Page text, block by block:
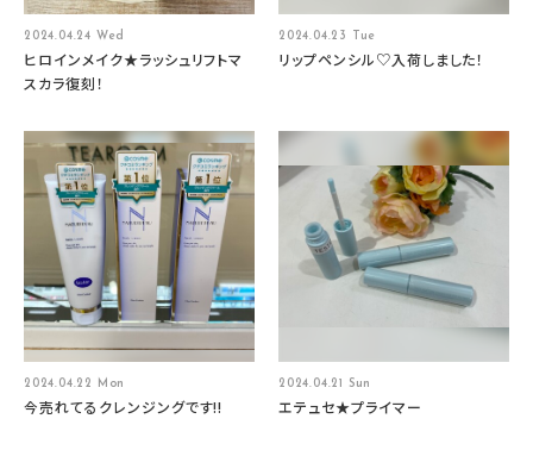
2024.04.24 Wed
ヒロインメイク★ラッシュリフトマ
スカラ復刻！
2024.04.23 Tue
リップペンシル♡入荷しました！
2024.04.22 Mon
今売れてるクレンジングです!!
2024.04.21 Sun
エテュセ★プライマー